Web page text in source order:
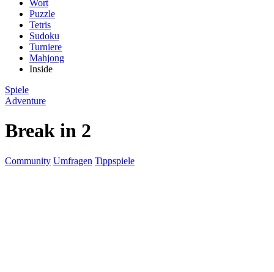
Wort
Puzzle
Tetris
Sudoku
Turniere
Mahjong
Inside
Spiele
Adventure
Break in 2
Community Umfragen Tippspiele